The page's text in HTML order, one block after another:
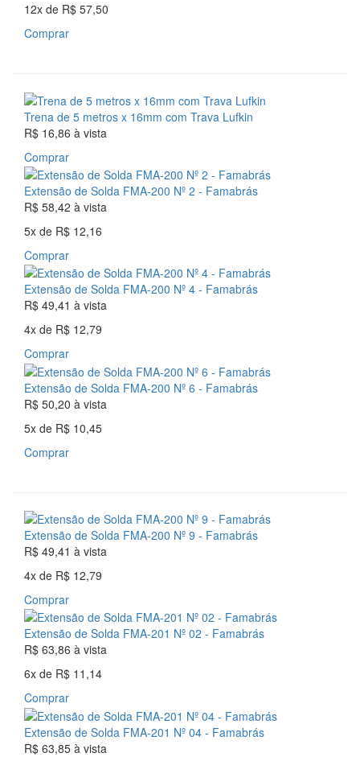
12x de R$ 57,50
Comprar
Trena de 5 metros x 16mm com Trava Lufkin
R$ 16,86 à vista
Comprar
Extensão de Solda FMA-200 Nº 2 - Famabrás
R$ 58,42 à vista
5x de R$ 12,16
Comprar
Extensão de Solda FMA-200 Nº 4 - Famabrás
R$ 49,41 à vista
4x de R$ 12,79
Comprar
Extensão de Solda FMA-200 Nº 6 - Famabrás
R$ 50,20 à vista
5x de R$ 10,45
Comprar
Extensão de Solda FMA-200 Nº 9 - Famabrás
R$ 49,41 à vista
4x de R$ 12,79
Comprar
Extensão de Solda FMA-201 Nº 02 - Famabrás
R$ 63,86 à vista
6x de R$ 11,14
Comprar
Extensão de Solda FMA-201 Nº 04 - Famabrás
R$ 63,85 à vista